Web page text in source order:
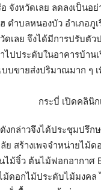
อ จังหวัดเลย ลดลงเป็นอย่
ตำบลหนองบัว อำเภอภู
ดเลย จึงได้มีการปรับตั
ไปประดับในอาคารบ้า
บขายส่งปริมาณมาก ๆ
งกล่าวจึงได้ประชุมปรึ
ย สร้างเพจจำหน่ายไม้
ม้จิ๋ว ต้นไม้ฟอกอากาศ
ม้ดอกไม้ประดับไม้มงคล